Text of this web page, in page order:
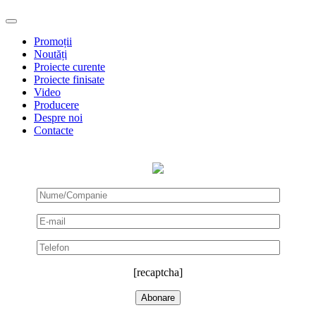
Promoții
Noutăți
Proiecte curente
Proiecte finisate
Video
Producere
Despre noi
Contacte
[recaptcha]